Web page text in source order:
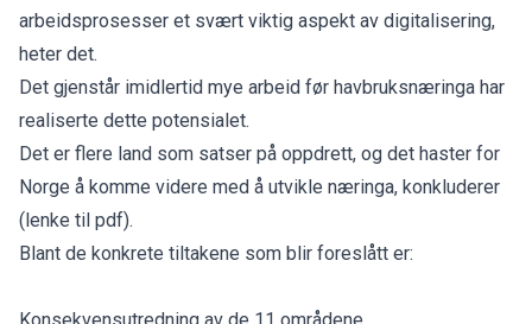
arbeidsprosesser et svært viktig aspekt av digitalisering,
heter det.
Det gjenstår imidlertid mye arbeid før havbruksnæringa har
realiserte dette potensialet.
Det er flere land som satser på oppdrett, og det haster for
Norge å komme videre med å utvikle næringa, konkluderer
(lenke til pdf).
Blant de konkrete tiltakene som blir foreslått er: